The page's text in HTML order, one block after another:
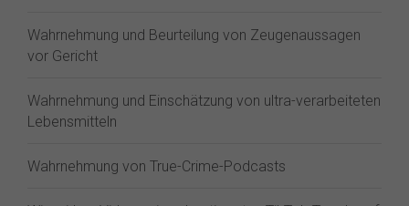
Wahrnehmung und Beurteilung von Zeugenaussagen
vor Gericht
Wahrnehmung und Einschätzung von ultra-verarbeiteten
Lebensmitteln
Wahrnehmung von True-Crime-Podcasts